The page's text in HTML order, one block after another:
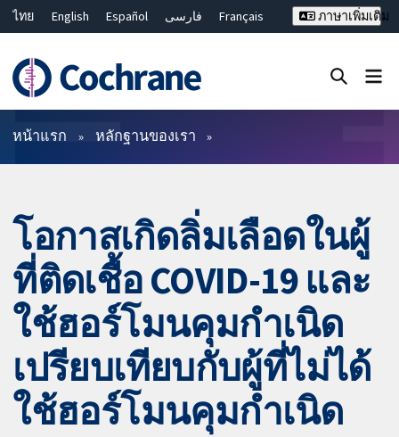
ไทย English Español فارسی
Français
Bahasa Malaysia
繁體中文 简体中文
ภาษาเพิ่มเติม
ตัวกรอง
หน้าแรก หลักฐานของเรา
โอกาสเกิดลิ่มเลือดในผู้
ที่ติดเชื้อ COVID-19 และ
ใช้ฮอร์โมนคุมกำเนิด
เปรียบเทียบกับผู้ที่ไม่ได้
ใช้ฮอร์โมนคุมกำเนิด